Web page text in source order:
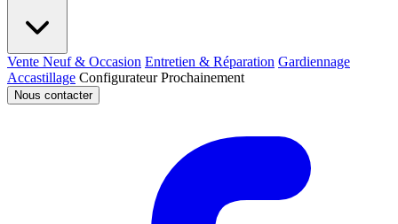
Vente Neuf & Occasion Entretien & Réparation Gardiennage
Accastillage ConfigurateurProchainement
Nous contacter